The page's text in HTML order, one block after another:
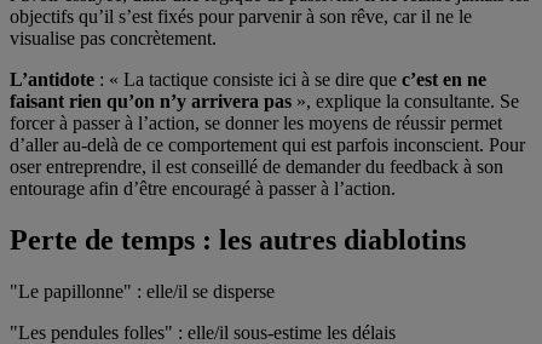
objectifs qu’il s’est fixés pour parvenir à son rêve, car il ne le
visualise pas concrètement.
L’antidote : « La tactique consiste ici à se dire que c’est en ne
faisant rien qu’on n’y arrivera pas », explique la consultante. Se
forcer à passer à l’action, se donner les moyens de réussir permet
d’aller au-delà de ce comportement qui est parfois inconscient. Pour
oser entreprendre, il est conseillé de demander du feedback à son
entourage afin d’être encouragé à passer à l’action.
Perte de temps : les autres diablotins
"Le papillonne" : elle/il se disperse
"Les pendules folles" : elle/il sous-estime les délais